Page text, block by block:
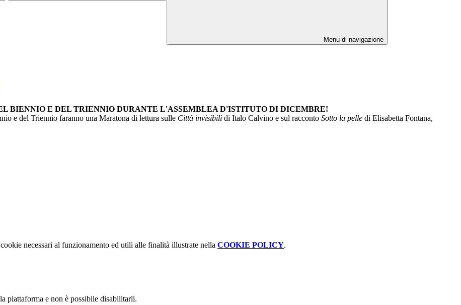
Menu di navigazione
BIENNIO E DEL TRIENNIO DURANTE L'ASSEMBLEA D'ISTITUTO DI DICEMBRE!
e del Triennio faranno una Maratona di lettura sulle Città invisibili di Italo Calvino e sul racconto Sotto la pelle di Elisabetta Fontana,
necessari al funzionamento ed utili alle finalità illustrate nella COOKIE POLICY.
piattaforma e non è possibile disabilitarli.